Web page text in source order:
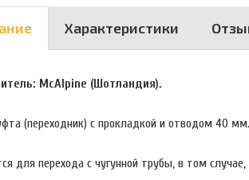
Характеристики
McAlpine (Шотландия).
(переходник) с прокладкой и отводом 40 мм.
для перехода с чугунной трубы, в том